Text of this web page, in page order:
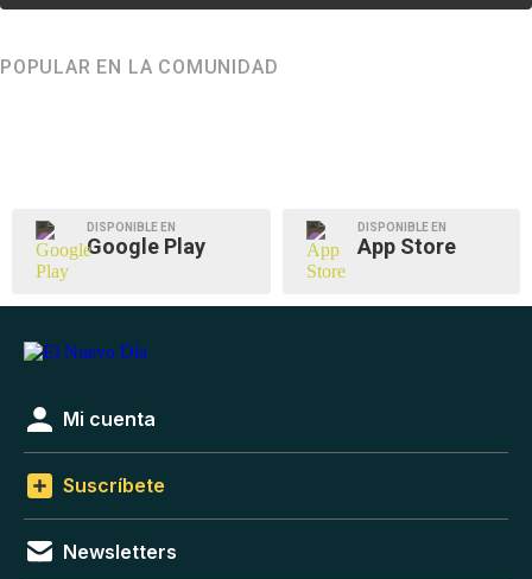
POPULAR EN LA COMUNIDAD
DISPONIBLE EN
Google Play
DISPONIBLE EN
App Store
Mi cuenta
Suscríbete
Newsletters